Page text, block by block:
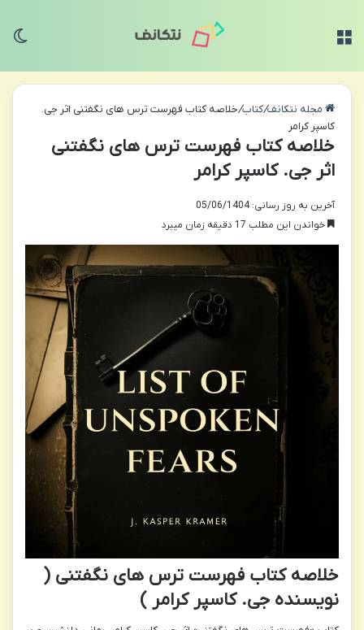
مجله نتکانف/کتاب/خلاصه کتاب فهرست ترس های نگفتنی اثر جی.
کاسپر کرامر
خلاصه کتاب فهرست ترس های نگفتنی
اثر جی. کاسپر کرامر
آخرین به روز رسانی: 05/06/1404
خواندن این مطلب 17 دقیقه زمان میبرد
خلاصه کتاب فهرست ترس های نگفتنی (
نویسنده جی. کاسپر کرامر )